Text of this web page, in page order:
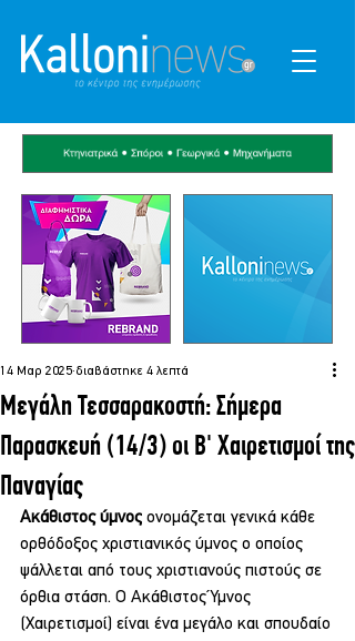
Μεγάλη Τεσσαρακοστή: Σήμερα
Παρασκευή (14/3) οι Β' Χαιρετισμοί της
Παναγίας
14 Μαρ 2025 διαβάστηκε 4 λεπτά
Ακάθιστος ύμνος ονομάζεται γενικά κάθε
ορθόδοξος χριστιανικός ύμνος ο οποίος
ψάλλεται από τους χριστιανούς πιστούς σε
όρθια στάση. Ο Ακάθιστος Ύμνος
(Χαιρετισμοί) είναι ένα μεγάλο και σπουδαίο